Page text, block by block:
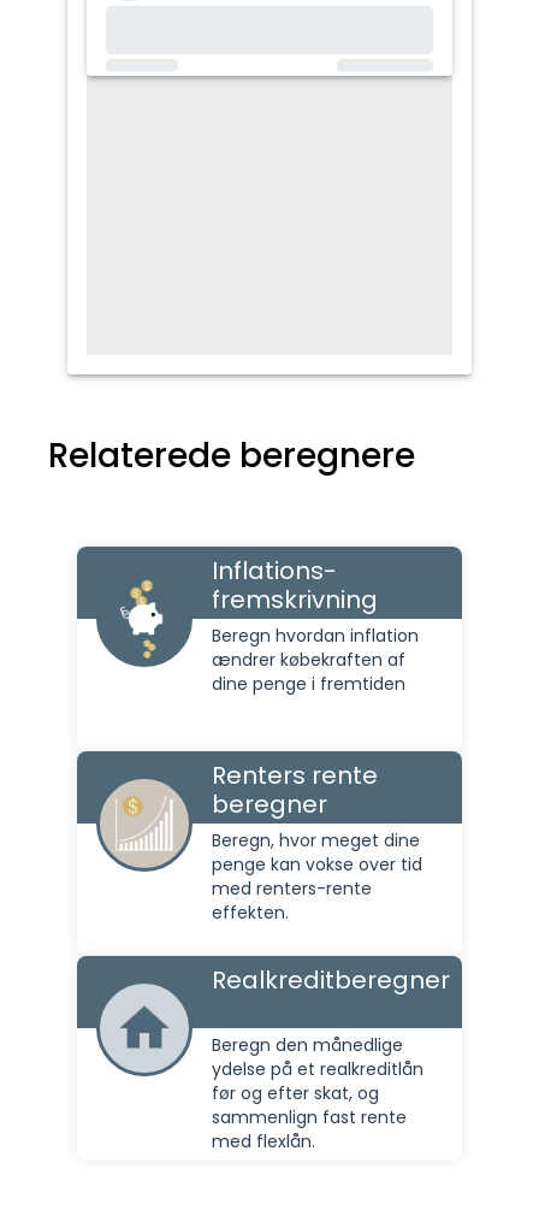
Relaterede beregnere
Inflations-
fremskrivning
Beregn hvordan inflation
ændrer købekraften af
dine penge i fremtiden
Renters rente
beregner
Beregn, hvor meget dine
penge kan vokse over tid
med renters-rente
effekten.
Realkreditberegner
Beregn den månedlige
ydelse på et realkreditlån
før og efter skat, og
sammenlign fast rente
med flexlån.